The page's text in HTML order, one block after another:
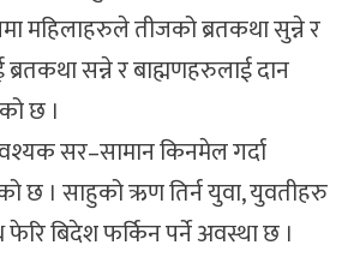
महिलाहरुले तीजको ब्रतकथा सुन्ने र
सन्ने र बाह्मणहरुलाई दान
छ ।
सर–सामान किनमेल गर्दा
छ । साहुको ऋण तिर्न युवा, युवतीहरु
बिदेश फर्किन पर्ने अवस्था छ ।